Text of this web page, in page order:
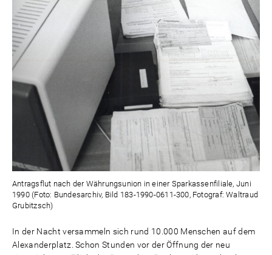
Antragsflut nach der Währungsunion in einer Sparkassenfiliale, Juni
1990 (Foto: Bundesarchiv, Bild 183-1990-0611-300, Fotograf: Waltraud
Grubitzsch)
In der Nacht versammeln sich rund 10.000 Menschen auf dem
Alexanderplatz. Schon Stunden vor der Öffnung der neu